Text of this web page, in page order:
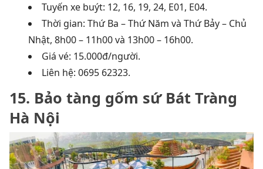
Tuyến xe buýt: 12, 16, 19, 24, E01, E04.
Thời gian: Thứ Ba – Thứ Năm và Thứ Bảy – Chủ
Nhật, 8h00 – 11h00 và 13h00 – 16h00.
Giá vé: 15.000đ/người.
Liên hệ: 0695 62323.
15. Bảo tàng gốm sứ Bát Tràng
Hà Nội